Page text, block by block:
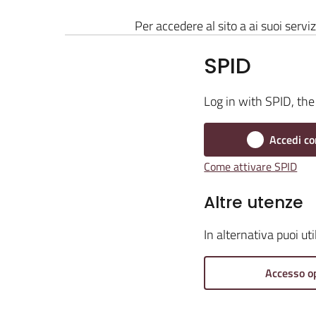
Per accedere al sito a ai suoi
SPID
Log in with SPID,
Accedi
Come attivare SPID
Altre utenze
In alternativa puoi
Accesso